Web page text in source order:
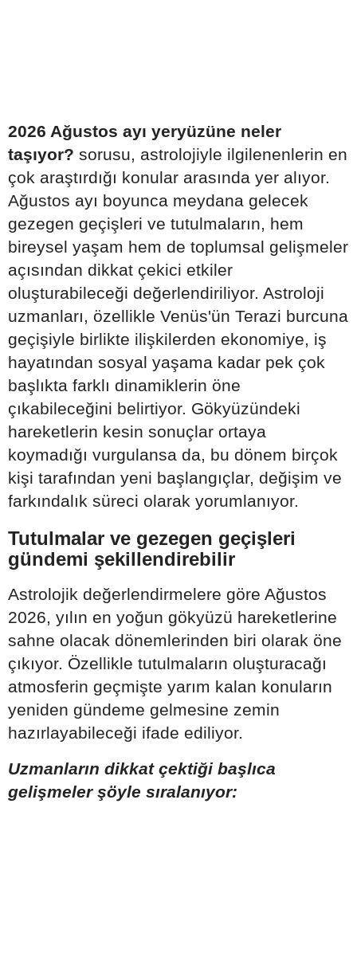
2026 Ağustos ayı yeryüzüne neler
taşıyor? sorusu, astrolojiyle ilgilenenlerin en
çok araştırdığı konular arasında yer alıyor.
Ağustos ayı boyunca meydana gelecek
gezegen geçişleri ve tutulmaların, hem
bireysel yaşam hem de toplumsal gelişmeler
açısından dikkat çekici etkiler
oluşturabileceği değerlendiriliyor. Astroloji
uzmanları, özellikle Venüs'ün Terazi burcuna
geçişiyle birlikte ilişkilerden ekonomiye, iş
hayatından sosyal yaşama kadar pek çok
başlıkta farklı dinamiklerin öne
çıkabileceğini belirtiyor. Gökyüzündeki
hareketlerin kesin sonuçlar ortaya
koymadığı vurgulansa da, bu dönem birçok
kişi tarafından yeni başlangıçlar, değişim ve
farkındalık süreci olarak yorumlanıyor.
Tutulmalar ve gezegen geçişleri
gündemi şekillendirebilir
Astrolojik değerlendirmelere göre Ağustos
2026, yılın en yoğun gökyüzü hareketlerine
sahne olacak dönemlerinden biri olarak öne
çıkıyor. Özellikle tutulmaların oluşturacağı
atmosferin geçmişte yarım kalan konuların
yeniden gündeme gelmesine zemin
hazırlayabileceği ifade ediliyor.
Uzmanların dikkat çektiği başlıca
gelişmeler şöyle sıralanıyor: